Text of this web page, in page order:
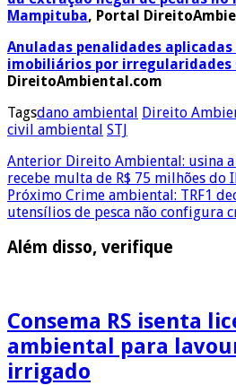
Mampituba, Portal
Anuladas penalidades
imobiliários por
DireitoAmbiental.com
Tagsdano ambiental Direito
civil ambiental STJ
Anterior Direito Ambiental: usina
recebe multa de R$ 75 milhões do
Próximo Crime ambiental: TRF1
utensílios de pesca não configura
Além disso, verifique
Consema RS isenta
ambiental para
irrigado